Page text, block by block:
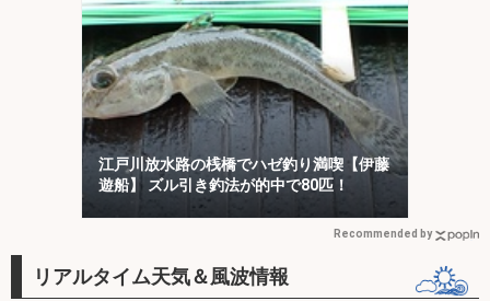
江戸川放水路の桟橋でハゼ釣り満喫【伊藤
遊船】 ズル引き釣法が的中で80匹！
Recommended by
リアルタイム天気＆風波情報